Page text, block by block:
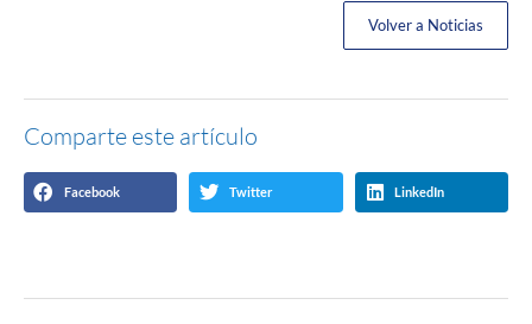
Volver a Noticias
Comparte este artículo
Facebook Twitter LinkedIn